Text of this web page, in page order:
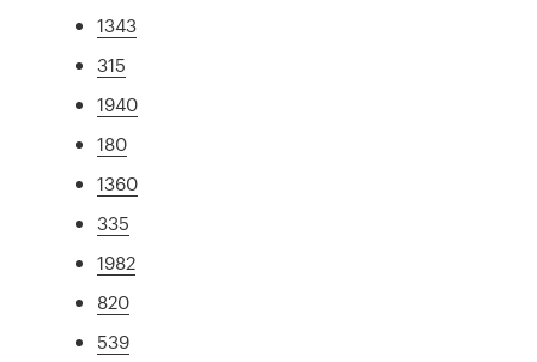
1343
315
1940
180
1360
335
1982
820
539